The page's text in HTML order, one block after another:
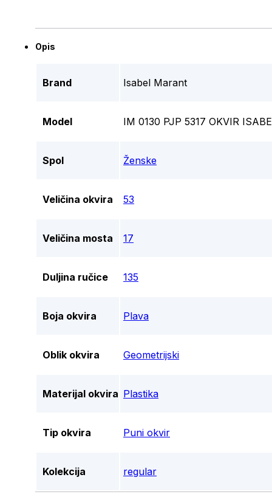
Opis
Brand Isabel Marant
Model IM 0130 PJP 5317 OKVIR
Spol Ženske
Veličina okvira 53
Veličina mosta 17
Duljina ručice 135
Boja okvira Plava
Oblik okvira Geometrijski
Materijal okvira Plastika
Tip okvira Puni okvir
Kolekcija regular